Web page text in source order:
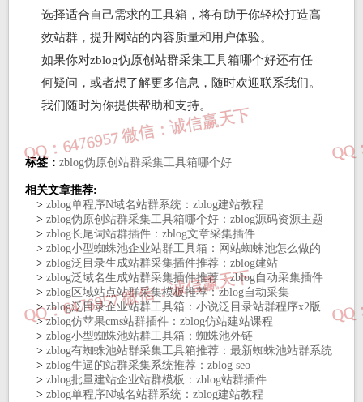
选择适合自己需求的工具箱，将有助于你轻松打造高
效站群，提升网站的内容质量和用户体验。
如果你对zblog伪原创站群采集工具箱哪个好还有任
何疑问，或者想了解更多信息，随时欢迎联系我们。
我们随时为你提供帮助和支持。
标签： zblog伪原创站群采集工具箱哪个好
相关文章推荐:
> zblog单程序N域名站群系统：zblog建站教程
> zblog伪原创站群采集工具箱哪个好：zblog源码资源主题
> zblog长尾词站群插件：zblog文章采集插件
> zblog小型蜘蛛池企业站群工具箱：网站蜘蛛池怎么做的
> zblog泛目录生成站群采集插件推荐：zblog建站
> zblog泛域名生成站群采集插件推荐：zblog自动采集插件
> zblog区域站点站群采集模板推荐：zblog自动采集
>zblog泛目录企业站群工具箱：小说泛目录站群程序x2版
>zblog仿苹果cms站群插件：zblog仿站建站课程
> zblog小型蜘蛛池站群工具箱：蜘蛛池外链
> zblog有蜘蛛池站群采集工具箱推荐：最新蜘蛛池站群系统
> zblog牛逼的站群采集系统推荐：zblog seo
> zblog批量建站企业站群模板：zblog站群插件
> zblog单程序N域名站群系统：zblog建站教程